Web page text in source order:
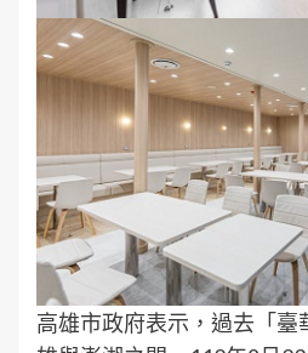
高雄市政府表示，過去「臺